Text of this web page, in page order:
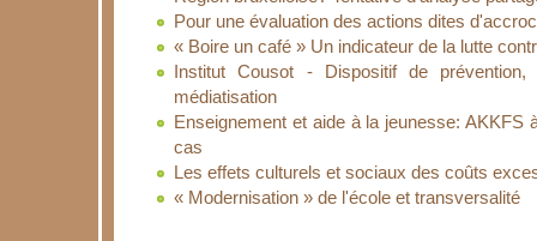
Pour une évaluation des actions dites
« Boire un café » Un indicateur de la lutte
Institut Cousot - Dispositif de
médiatisation
Enseignement et aide à la jeunesse: AKKFS
cas
Les effets culturels et sociaux des coûts
« Modernisation » de l'école et transversalité